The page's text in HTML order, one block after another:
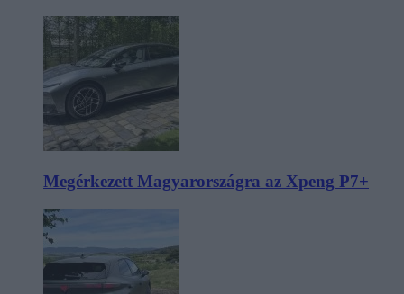
Megérkezett Magyarországra az Xpeng P7+